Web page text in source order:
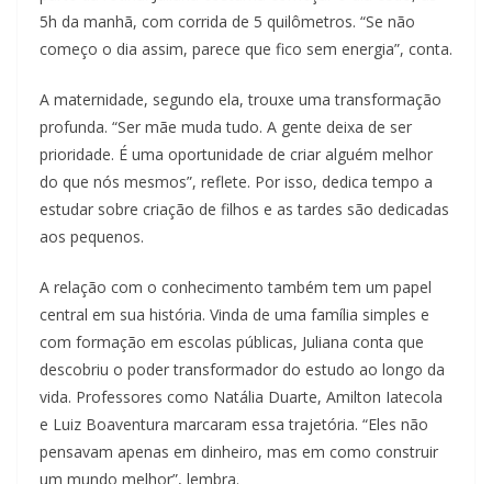
5h da manhã, com corrida de 5 quilômetros. “Se não
começo o dia assim, parece que fico sem energia”, conta.
A maternidade, segundo ela, trouxe uma transformação
profunda. “Ser mãe muda tudo. A gente deixa de ser
prioridade. É uma oportunidade de criar alguém melhor
do que nós mesmos”, reflete. Por isso, dedica tempo a
estudar sobre criação de filhos e as tardes são dedicadas
aos pequenos.
A relação com o conhecimento também tem um papel
central em sua história. Vinda de uma família simples e
com formação em escolas públicas, Juliana conta que
descobriu o poder transformador do estudo ao longo da
vida. Professores como Natália Duarte, Amilton Iatecola
e Luiz Boaventura marcaram essa trajetória. “Eles não
pensavam apenas em dinheiro, mas em como construir
um mundo melhor”, lembra.